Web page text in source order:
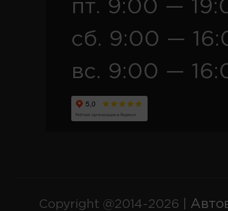
пт. 9:00 —
сб. 9:00 —
вс. 9:00 —
Copyright @2014-2026 |